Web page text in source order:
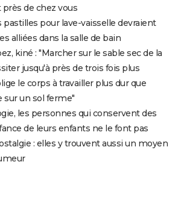
de chez vous
pastilles pour lave-vaisselle devraient
alliées dans la salle de bain
kiné : "Marcher sur le sable sec de la
jusqu'à près de trois fois plus
le corps à travailler plus dur que
sur un sol ferme"
les personnes qui conservent des
de leurs enfants ne le font pas
: elles y trouvent aussi un moyen